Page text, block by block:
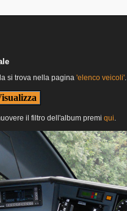
si trova nella pagina 'elenco veicoli'.
il filtro dell'album premi qui.